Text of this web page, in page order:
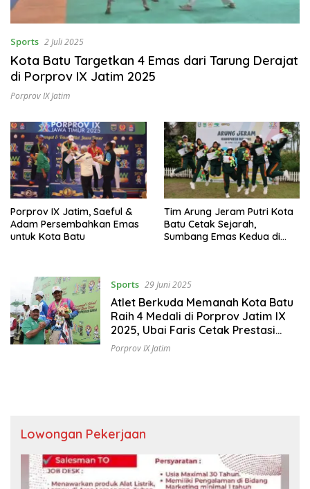
Sports 2 Juli 2025
Kota Batu Targetkan 4 Emas dari Tarung Derajat
di Porprov IX Jatim 2025
Porprov IX Jatim
Porprov IX Jatim, Saeful &
Adam Persembahkan Emas
untuk Kota Batu
Tim Arung Jeram Putri Kota
Batu Cetak Sejarah,
Sumbang Emas Kedua di
Sports 29 Juni 2025
Atlet Berkuda Memanah Kota Batu
Raih 4 Medali di Porprov Jatim IX
2025, Ubai Faris Cetak Prestasi
Gemilang
Porprov IX Jatim
Lowongan Pekerjaan